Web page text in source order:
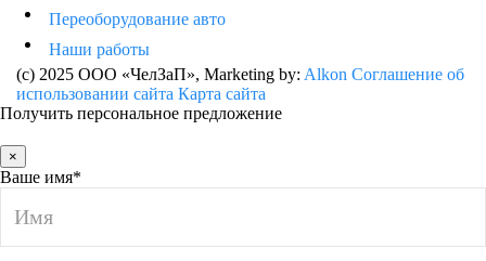
Переоборудование авто
Наши работы
(c) 2025 ООО «ЧелЗаП», Marketing by: Alkon Соглашение об
использовании сайта Карта сайта
Получить персональное предложение
×
Ваше имя*